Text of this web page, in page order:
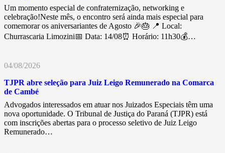
Um momento especial de confraternização, networking e
celebração!Neste mês, o encontro será ainda mais especial para
comemorar os aniversariantes de Agosto 🎉🎂 📍 Local:
Churrascaria Limozini📅 Data: 14/08⏰ Horário: 11h30💰…
04/08/2026
TJPR abre seleção para Juiz Leigo Remunerado na Comarca
de Cambé
Advogados interessados em atuar nos Juizados Especiais têm uma
nova oportunidade. O Tribunal de Justiça do Paraná (TJPR) está
com inscrições abertas para o processo seletivo de Juiz Leigo
Remunerado…